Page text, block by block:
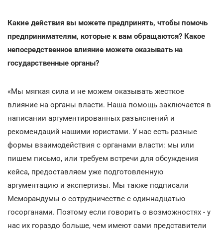
Какие действия вы можете предпринять, чтобы помочь
предпринимателям, которые к вам обращаются? Какое
непосредственное влияние можете оказывать на
государственные органы?
«Мы мягкая сила и не можем оказывать жесткое
влияние на органы власти. Наша помощь заключается в
написании аргументированных разъяснений и
рекомендаций нашими юристами. У нас есть разные
формы взаимодействия с органами власти: мы или
пишем письмо, или требуем встречи для обсуждения
кейса, предоставляем уже подготовленную
аргументацию и экспертизы. Мы также подписали
Меморандумы о сотрудничестве с одиннадцатью
госорганами. Поэтому если говорить о возможностях - у
нас их гораздо больше, чем имеют сами представители